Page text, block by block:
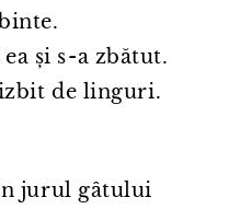
și s⁠-⁠a zbătut.
de linguri.
jurul gâtului